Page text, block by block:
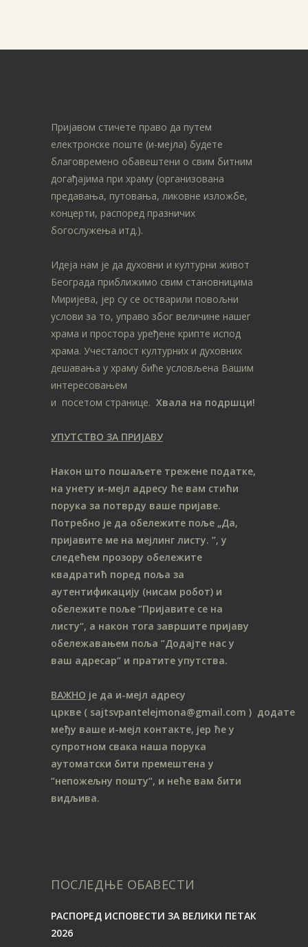
Пријавом стичете право да путем
електронске поште (и-мејла) будете
благовремено обавештени о свим битним
догађајима при храму (организована
предавања, путовања, ликовне изложбе,
концерти, распоред празничих
богослужења итд.).
Идеја нам је да духовни и културни живот
Београда приближимо свим становницима
Миријева, јер су се остварили повољни
услови за то, управо због величине нашег
храма и простора уређене крипте испод
храма. Учесталост културних и духовних
дешавања у храму биће условљена Вашим
интересовањем
и посетом странице. Хвала на подршци!
УПУТСТВО ЗА ПРИЈАВУ
Након што пошаљете трежене податке,
на унету и-мејл адресу ће вам стићи
порука за потврду ваше пријаве.
Потребно је да обележите поље „Да,
пријавите ме на мeјлинг листу. ”, у
следећем прозору обележите
квадратић поред поља за
аутентификацију (нисам робот) и
обележите поље “Пријавите се на
листу“, а након тога завршите пријаву
обележавањем поља “Додајте нас у
ваш адресар“ и пратите упутства.
ВАЖНО је да и-мејл адресу
цркве ( sajtsvpantelejmona@gmail.com ) додате
међу ваше и-мејл контакте, јер ће у
супротном свака наша порука
аутоматски бити премештена у
“непожељну пошту“, и неће вам бити
видљива.
ПОСЛЕДЊЕ ОБАВЕСТИ
РАСПОРЕД ИСПОВЕСТИ ЗА ВЕЛИКИ ПЕТАК
2026